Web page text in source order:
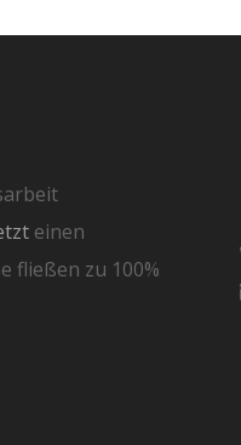
einen
fließen zu 100%